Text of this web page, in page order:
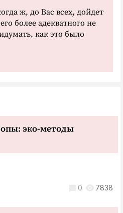
ж, до Вас всех, дойдет
более адекватного не
как это было
эко-методы
0 7838